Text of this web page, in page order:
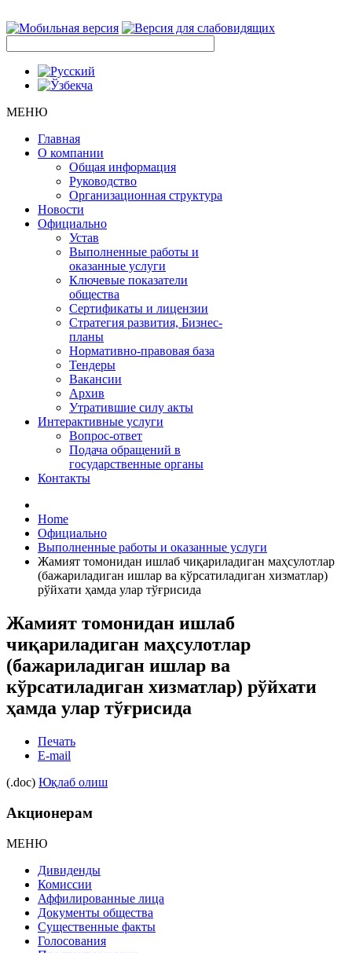
МЕНЮ
Главная
О компании
Общая информация
Руководство
Организационная структура
Новости
Официально
Устав
Выполненные работы и
оказанные услуги
Ключевые показатели
общества
Сертификаты и лицензии
Стратегия развития, Бизнес-
планы
Нормативно-правовая база
Тендеры
Вакансии
Архив
Утратившие силу акты
Интерактивные услуги
Вопрос-ответ
Подача обращений в
государственные органы
Контакты
Home
Официально
Выполненные работы и оказанные услуги
Жамият томонидан ишлаб чиқариладиган маҳсулотлар
(бажариладиган ишлар ва кўрсатиладиган хизматлар)
рўйхати ҳамда улар тўғрисида
Жамият томонидан ишлаб
чиқариладиган маҳсулотлар
(бажариладиган ишлар ва
кўрсатиладиган хизматлар) рўйхати
ҳамда улар тўғрисида
Печать
E-mail
(.doc) Юқлаб олиш
Акционерам
МЕНЮ
Дивиденды
Комиссии
Аффилированные лица
Документы общества
Существенные факты
Голосования